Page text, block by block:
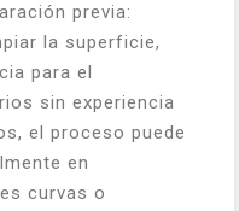
previa:
la superficie,
para el
sin experiencia
el proceso puede
en
curvas o